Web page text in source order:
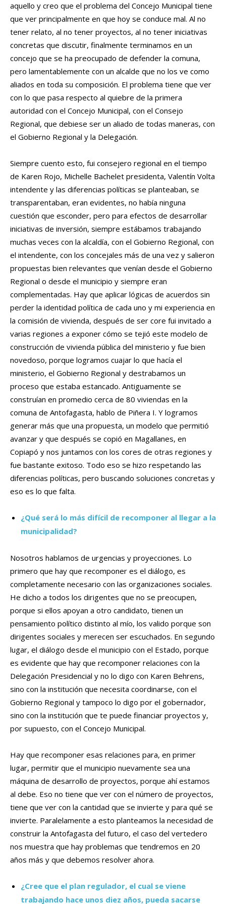
aquello y creo que el problema del Concejo Municipal tiene
que ver principalmente en que hoy se conduce mal. Al no
tener relato, al no tener proyectos, al no tener iniciativas
concretas que discutir, finalmente terminamos en un
concejo que se ha preocupado de defender la comuna,
pero lamentablemente con un alcalde que no los ve como
aliados en toda su composición. El problema tiene que ver
con lo que pasa respecto al quiebre de la primera
autoridad con el Concejo Municipal, con el Consejo
Regional, que debiese ser un aliado de todas maneras, con
el Gobierno Regional y la Delegación.
Siempre cuento esto, fui consejero regional en el tiempo
de Karen Rojo, Michelle Bachelet presidenta, Valentín Volta
intendente y las diferencias políticas se planteaban, se
transparentaban, eran evidentes, no había ninguna
cuestión que esconder, pero para efectos de desarrollar
iniciativas de inversión, siempre estábamos trabajando
muchas veces con la alcaldía, con el Gobierno Regional, con
el intendente, con los concejales más de una vez y salieron
propuestas bien relevantes que venían desde el Gobierno
Regional o desde el municipio y siempre eran
complementadas. Hay que aplicar lógicas de acuerdos sin
perder la identidad política de cada uno y mi experiencia en
la comisión de vivienda, después de ser core fui invitado a
varias regiones a exponer cómo se tejió este modelo de
construcción de vivienda pública del ministerio y fue bien
novedoso, porque logramos cuajar lo que hacía el
ministerio, el Gobierno Regional y destrabamos un
proceso que estaba estancado. Antiguamente se
construían en promedio cerca de 80 viviendas en la
comuna de Antofagasta, hablo de Piñera I. Y logramos
generar más que una propuesta, un modelo que permitió
avanzar y que después se copió en Magallanes, en
Copiapó y nos juntamos con los cores de otras regiones y
fue bastante exitoso. Todo eso se hizo respetando las
diferencias políticas, pero buscando soluciones concretas y
eso es lo que falta.
¿Qué será lo más difícil de recomponer al llegar a la
municipalidad?
Nosotros hablamos de urgencias y proyecciones. Lo
primero que hay que recomponer es el diálogo, es
completamente necesario con las organizaciones sociales.
He dicho a todos los dirigentes que no se preocupen,
porque si ellos apoyan a otro candidato, tienen un
pensamiento político distinto al mío, los valido porque son
dirigentes sociales y merecen ser escuchados. En segundo
lugar, el diálogo desde el municipio con el Estado, porque
es evidente que hay que recomponer relaciones con la
Delegación Presidencial y no lo digo con Karen Behrens,
sino con la institución que necesita coordinarse, con el
Gobierno Regional y tampoco lo digo por el gobernador,
sino con la institución que te puede financiar proyectos y,
por supuesto, con el Concejo Municipal.
Hay que recomponer esas relaciones para, en primer
lugar, permitir que el municipio nuevamente sea una
máquina de desarrollo de proyectos, porque ahí estamos
al debe. Eso no tiene que ver con el número de proyectos,
tiene que ver con la cantidad que se invierte y para qué se
invierte. Paralelamente a esto planteamos la necesidad de
construir la Antofagasta del futuro, el caso del vertedero
nos muestra que hay problemas que tendremos en 20
años más y que debemos resolver ahora.
¿Cree que el plan regulador, el cual se viene
trabajando hace unos diez años, pueda sacarse